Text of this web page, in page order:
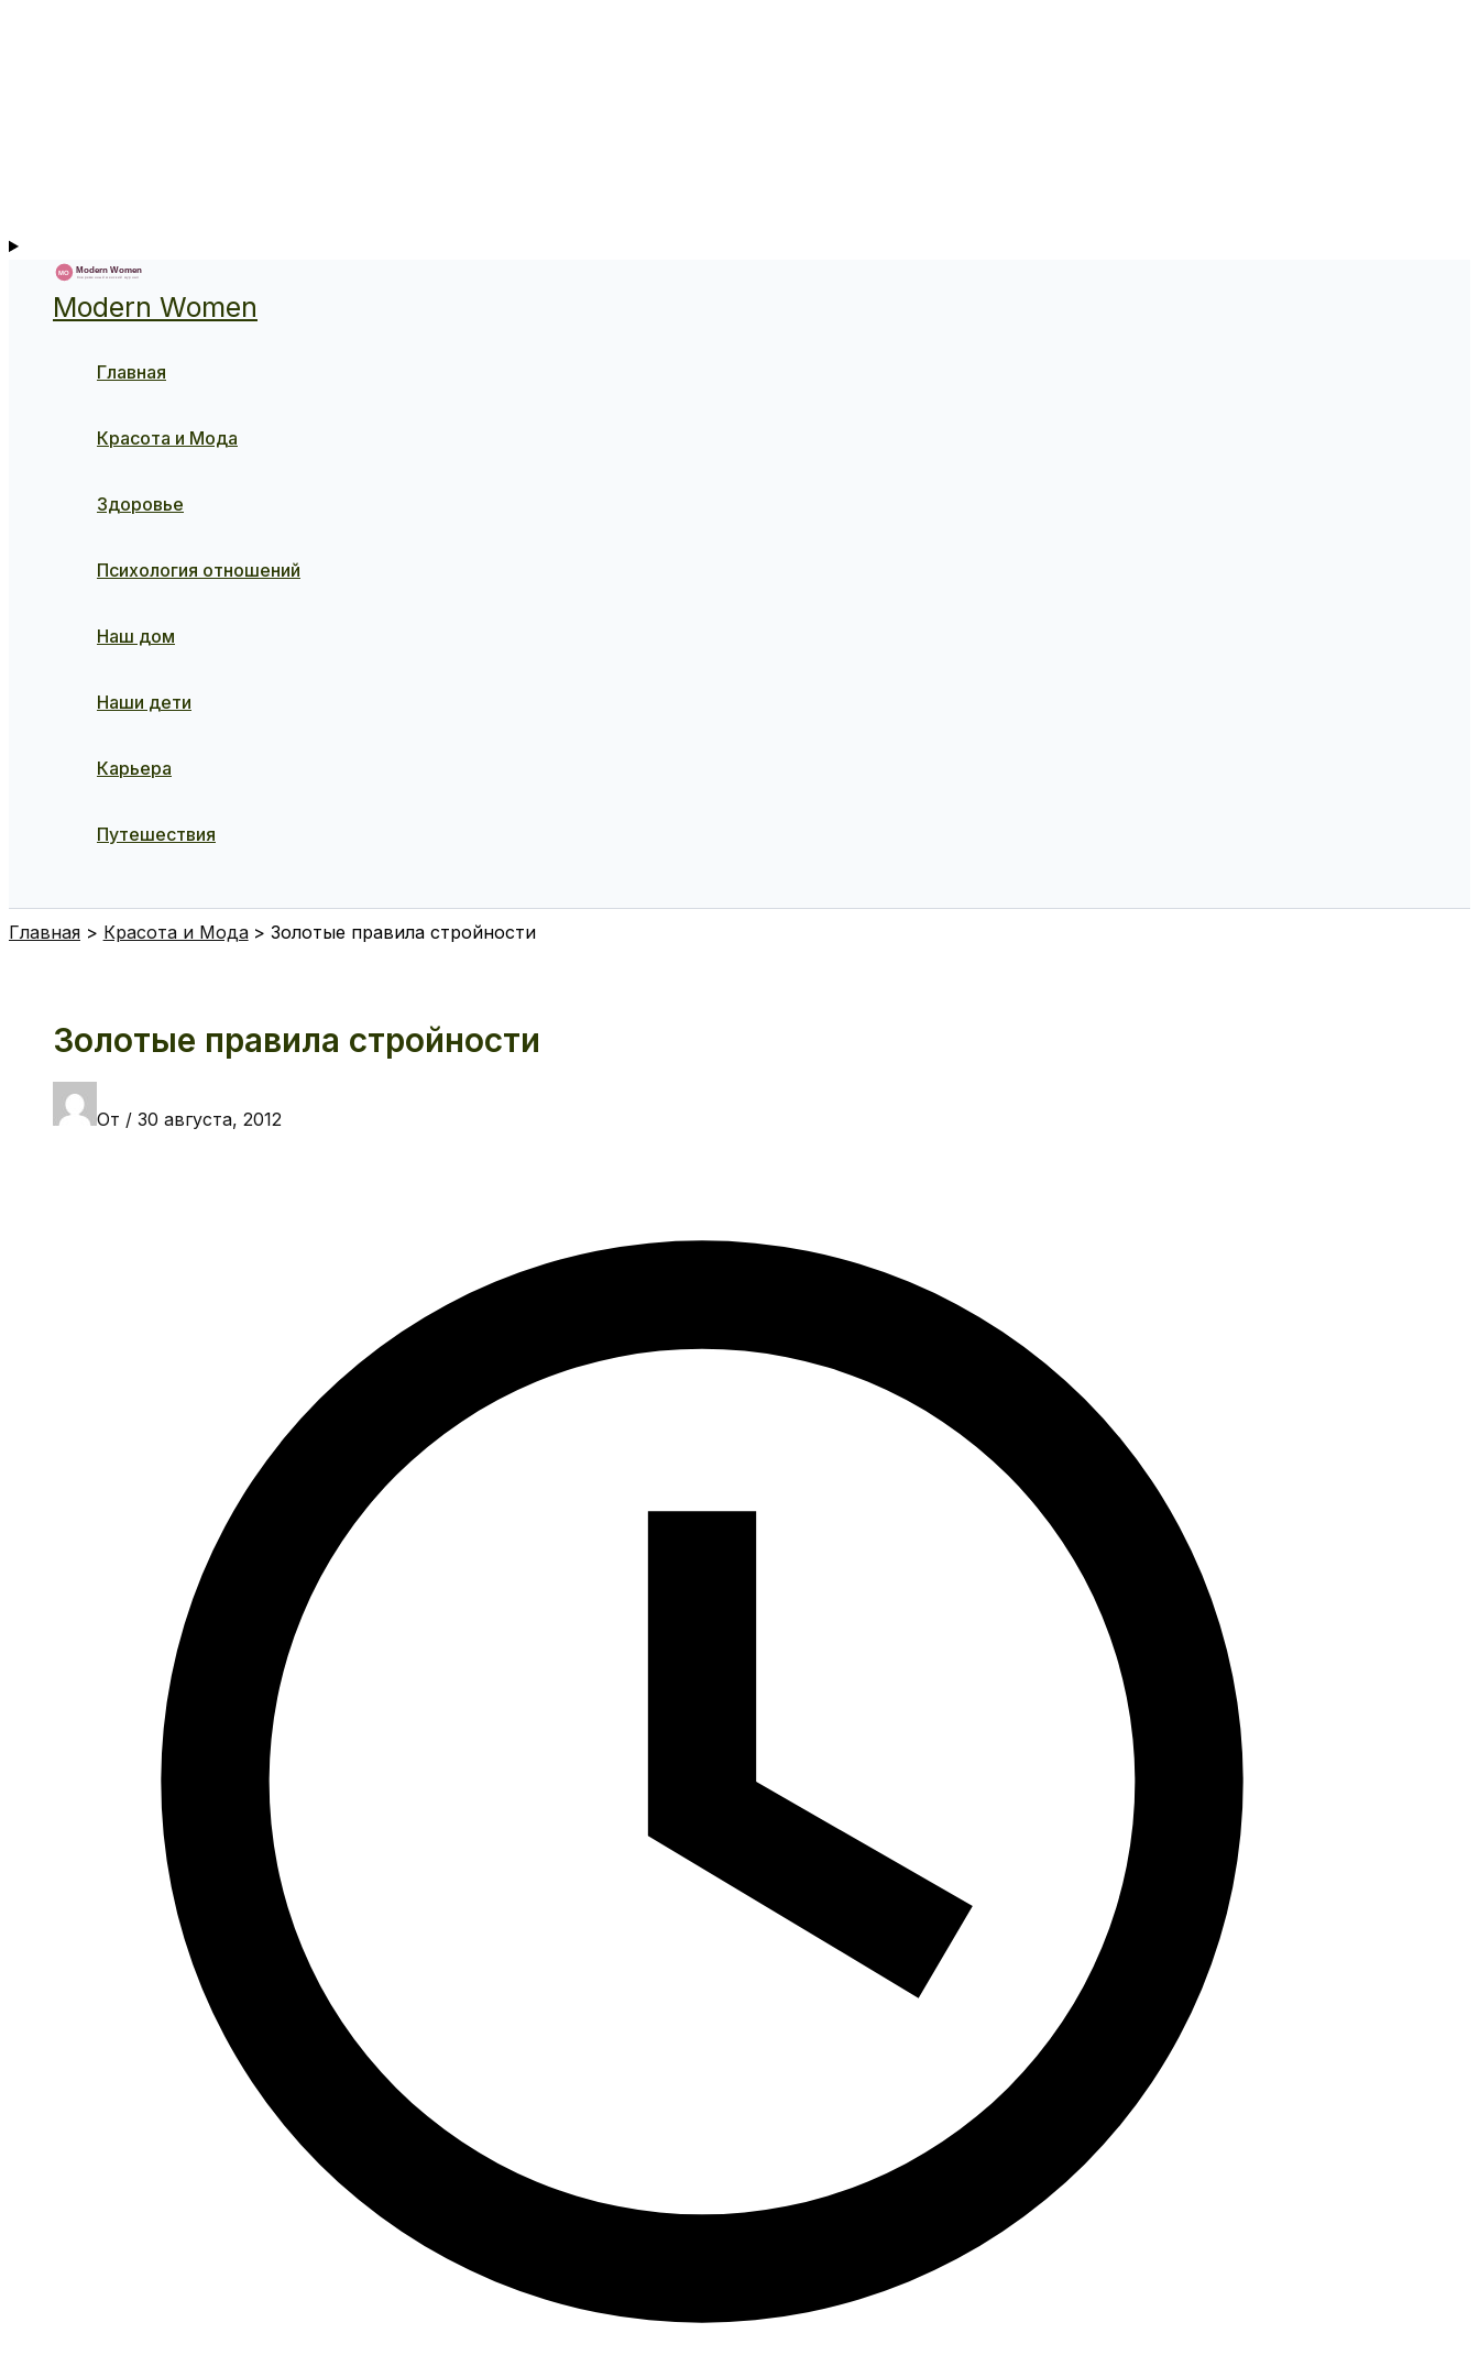
Modern Women
Главная
Красота и Мода
Здоровье
Психология отношений
Наш дом
Наши дети
Карьера
Путешествия
Главная Красота и Мода Золотые правила стройности
Золотые правила стройности
От / 30 августа, 2012